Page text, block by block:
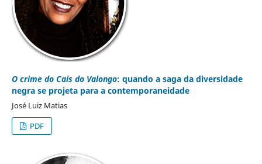
O crime do Cais do Valongo: quando a saga da diversidade
negra se projeta para a contemporaneidade
José Luiz Matias
PDF